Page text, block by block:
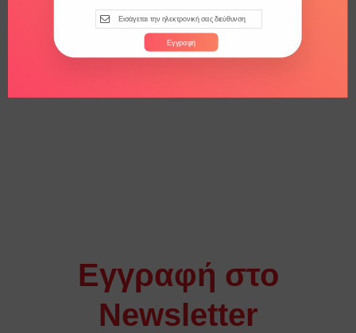
€5.80
Εγγραφή στο
Newsletter
Εγγραφή